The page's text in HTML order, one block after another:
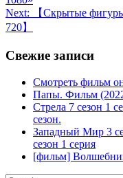
Next:
【Скрытые
720】
Свежие записи
Смотреть фильм
Папы. Фильм
Стрела 7 сезон 1
сезон.
Западный Мир 3
сезон 1 серия
[фильм]